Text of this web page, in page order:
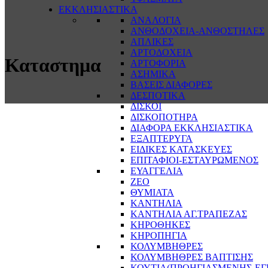
ΕΚΚΛΗΣΙΑΣΤΙΚΑ
ΑΝΑΛΟΓΙΑ
ΑΝΘΟΔΟΧΕΙΑ-ΑΝΘΟΣΤΗΛΕΣ
ΑΠΛΙΚΕΣ
ΑΡΤΟΔΟΧΕΙΑ
ΑΡΤΟΦΟΡΙΑ
ΑΣΗΜΙΚΑ
ΒΑΣΕΙΣ ΔΙΑΦΟΡΕΣ
ΔΕΣΠΟΤΙΚΑ
ΔΙΣΚΟΙ
ΔΙΣΚΟΠΟΤΗΡΑ
ΔΙΑΦΟΡΑ ΕΚΚΛΗΣΙΑΣΤΙΚΑ
ΕΞΑΠΤΕΡΥΓΑ
ΕΙΔΙΚΕΣ ΚΑΤΑΣΚΕΥΕΣ
ΕΠΙΤΑΦΙΟΙ-ΕΣΤΑΥΡΩΜΕΝΟΣ
ΕΥΑΓΓΕΛΙΑ
ΖΕΟ
ΘΥΜΙΑΤΑ
ΚΑΝΤΗΛΙΑ
ΚΑΝΤΗΛΙΑ ΑΓ.ΤΡΑΠΕΖΑΣ
ΚΗΡΟΘΗΚΕΣ
ΚΗΡΟΠΗΓΙΑ
ΚΟΛΥΜΒΗΘΡΕΣ
ΚΟΛΥΜΒΗΘΡΕΣ ΒΑΠΤΙΣΗΣ
Καταστημα